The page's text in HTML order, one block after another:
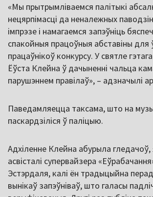
«Мы прытрымліваемся палітыкі
нецярпімасці да неналежных
імпрэзе і намагаемся запэўніць
спакойныя працоўныя абставіны для
працаўнікоў конкурсу. У святле
Ёўста Клейна ў дачыненні чальца
парушэннем правілаў», – адзначылі
Паведамляецца таксама, што на
паскардзіліся ў паліцыю.
Адхіленне Клейна абурыла гледачоў,
асвісталі супервайзера
Эстэрдаля, калі ён традыцыйна
вынікаў запэўніваў, што галасы